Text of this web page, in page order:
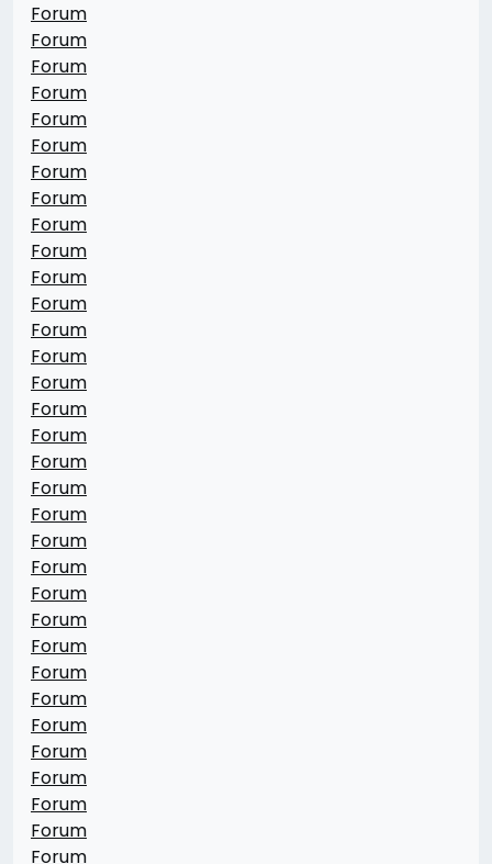
Forum
Forum
Forum
Forum
Forum
Forum
Forum
Forum
Forum
Forum
Forum
Forum
Forum
Forum
Forum
Forum
Forum
Forum
Forum
Forum
Forum
Forum
Forum
Forum
Forum
Forum
Forum
Forum
Forum
Forum
Forum
Forum
Forum